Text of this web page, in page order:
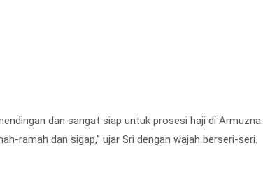
dan sangat siap untuk prosesi haji di Armuzna.
ramah dan sigap,” ujar Sri dengan wajah berseri-seri.